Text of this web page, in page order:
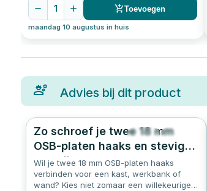
1 Toevoegen
maandag 10 augustus in huis
Advies bij dit product
693 0.0
Zo schroef je twee 18 mm
OSB-platen haaks en stevig
aan elkaar
Wil je twee 18 mm OSB-platen haaks
verbinden voor een kast, werkbank of
wand? Kies niet zomaar een willekeurige